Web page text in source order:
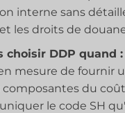
interne sans
les droits de
choisir DDP quand :
mesure de fournir
du
le code SH